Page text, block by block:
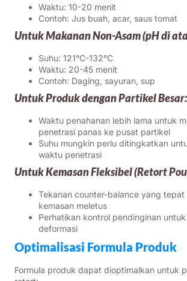
Waktu: 10-20 menit
Contoh: Jus buah, acar, saus tomat
Untuk Makanan Non-Asam (pH di
Suhu: 121°C-132°C
Waktu: 20-45 menit
Contoh: Daging, sayuran, sup
Untuk Produk dengan Partikel Besar:
Waktu penahanan lebih lama untuk
penetrasi panas ke pusat partikel
Suhu mungkin perlu ditingkatkan
waktu penetrasi
Untuk Kemasan Fleksibel (Retort
Tekanan counter-balance yang
kemasan meletus
Perhatikan kontrol pendinginan
deformasi
Optimalisasi Formula Produk
Formula produk dapat dioptimalkan untuk